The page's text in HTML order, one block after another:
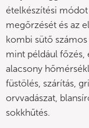
ételkészítési
megőrzését és az
kombi sütő
mint például főzés,
alacsony
füstölés, szárítás,
orvvadászat,
sokkhűtés.